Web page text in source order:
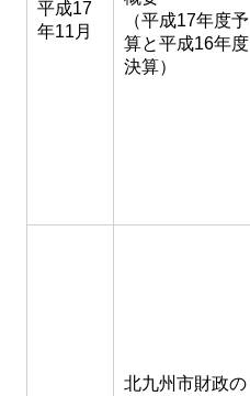
平成17
年11月
（平成17年度予
算と平成16年度
決算）
北九州市財政の